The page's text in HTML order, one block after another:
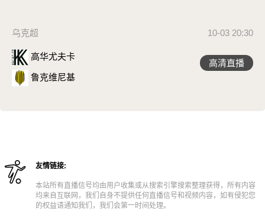
乌克超 10-03 20:30
高华尤夫卡
鲁克维尼基
高清直播
友情链接:
本站所有直播信号均由用户收集或从搜索引擎搜索整理获得，所有内容
均来自互联网，我们自身不提供任何直播信号和视频内容，如有侵犯您
的权益请通知我们，我们会第一时间处理。